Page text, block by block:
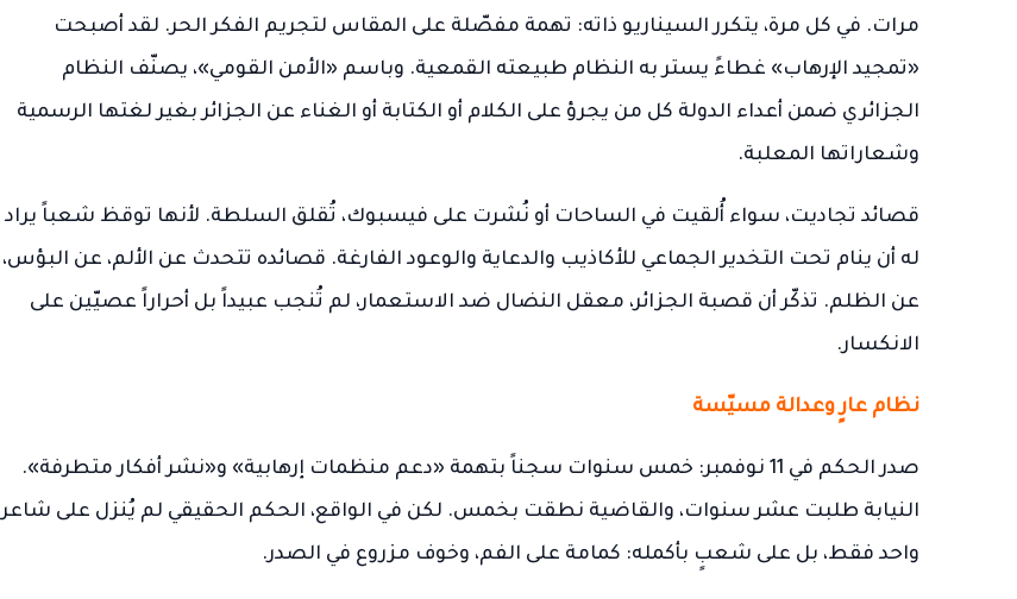
مرات. في كل مرة، يتكرر السيناريو ذاته: تهمة مفصّلة على المقاس لتجريم الفكر الحر. لقد أصبحت
«تمجيد الإرهاب» غطاءً يستر به النظام طبيعته القمعية. وباسم «الأمن القومي»، يصنّف النظام
الجزائري ضمن أعداء الدولة كل من يجرؤ على الكلام أو الكتابة أو الغناء عن الجزائر بغير لغتها الرسمية
وشعاراتها المعلبة.
قصائد تجاديت، سواء أُلقيت في الساحات أو نُشرت على فيسبوك، تُقلق السلطة. لأنها توقظ شعباً يراد
له أن ينام تحت التخدير الجماعي للأكاذيب والدعاية والوعود الفارغة. قصائده تتحدث عن الألم، عن البؤس،
عن الظلم. تذكّر أن قصبة الجزائر، معقل النضال ضد الاستعمار، لم تُنجب عبيداً بل أحراراً عصيّين على
الانكسار.
نظام عارٍ وعدالة مسيّسة
صدر الحكم في 11 نوفمبر: خمس سنوات سجناً بتهمة «دعم منظمات إرهابية» و«نشر أفكار متطرفة».
النيابة طلبت عشر سنوات، والقاضية نطقت بخمس. لكن في الواقع، الحكم الحقيقي لم يُنزل على شاعر
واحد فقط، بل على شعبٍ بأكمله: كمامة على الفم، وخوف مزروع في الصدر.